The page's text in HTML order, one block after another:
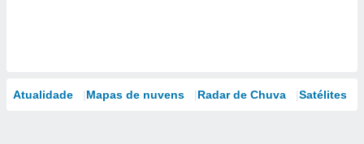
Atualidade Mapas de nuvens Radar de Chuva Satélites